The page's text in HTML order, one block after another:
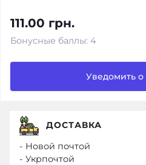
111.00 грн.
Бонусные баллы: 4
Уведомить
ДОСТАВКА
- Новой почтой
- Укрпочтой